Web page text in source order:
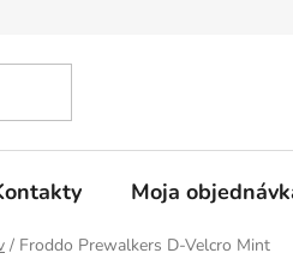
Moja
/ Froddo Prewalkers D-Velcro Mint